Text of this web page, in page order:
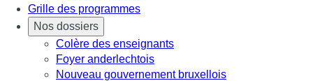
Grille des programmes
Nos dossiers
Colère des enseignants
Foyer anderlechtois
Nouveau gouvernement bruxellois